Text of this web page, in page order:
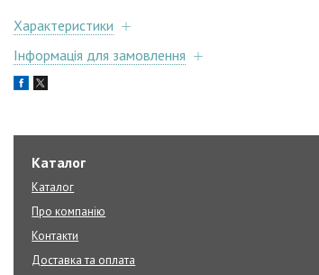
Характеристики
Інформація для замовлення
Каталог
Каталог
Про компанію
Контакти
Доставка та оплата